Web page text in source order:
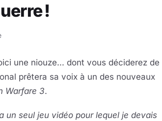
!
une niouze... dont vous déciderez de
prêtera sa voix à un des nouveaux
Warfare 3.
un seul jeu vidéo pour lequel je devais